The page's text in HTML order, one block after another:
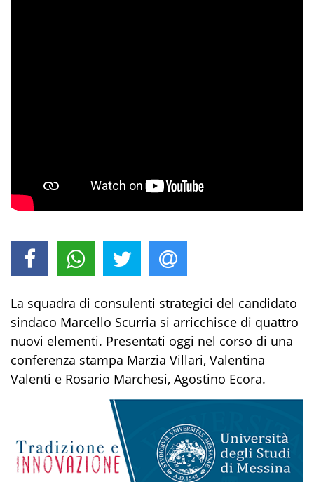
La squadra di consulenti strategici del candidato
sindaco Marcello Scurria si arricchisce di quattro
nuovi elementi. Presentati oggi nel corso di una
conferenza stampa Marzia Villari, Valentina
Valenti e Rosario Marchesi, Agostino Ecora.